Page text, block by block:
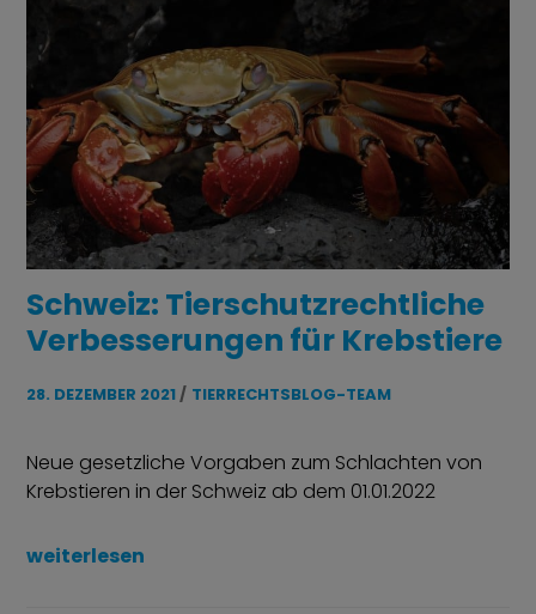
Schweiz: Tierschutzrechtliche
Verbesserungen für Krebstiere
28. DEZEMBER 2021 TIERRECHTSBLOG-TEAM
Neue gesetzliche Vorgaben zum Schlachten von
Krebstieren in der Schweiz ab dem 01.01.2022
„Schweiz: Tierschutzrechtliche Verbesserungen
weiterlesen